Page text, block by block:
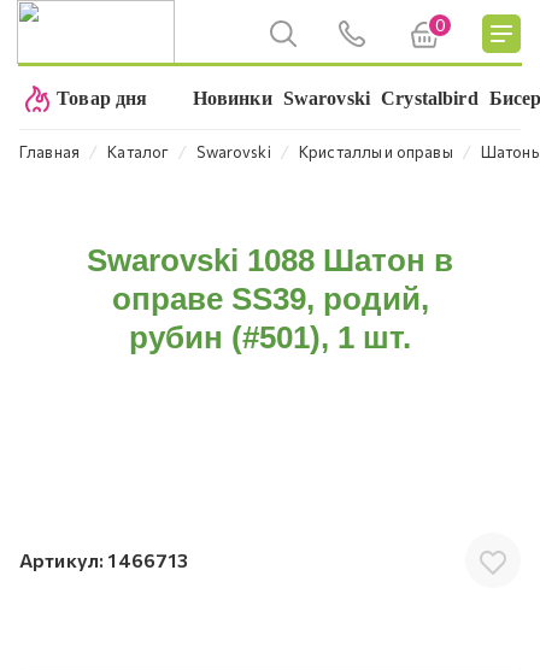
0
Товар дня Новинки Swarovski Crystalbird
Главная ⁄ Каталог ⁄ Swarovski ⁄ Кристаллы и оправы ⁄
Swarovski 1088 Шатон в
оправе SS39, родий,
рубин (#501), 1 шт.
Артикул: 1466713